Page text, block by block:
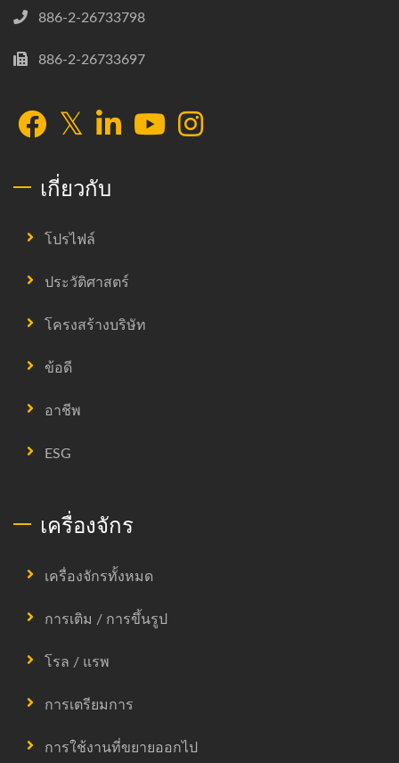
886-2-26733798
886-2-26733697
เกี่ยวกับ
โปรไฟล์
ประวัติศาสตร์
โครงสร้างบริษัท
ข้อดี
อาชีพ
ESG
เครื่องจักร
เครื่องจักรทั้งหมด
การเติม / การขึ้นรูป
โรล / แรพ
การเตรียมการ
การใช้งานที่ขยายออกไป